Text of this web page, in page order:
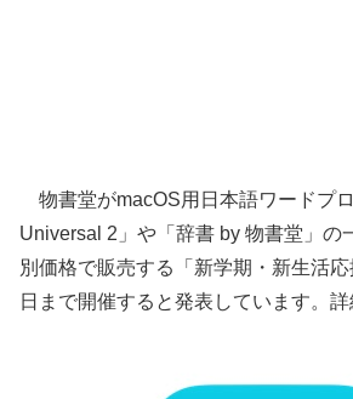
物書堂がmacOS用日本語ワードプ
Universal 2」や「辞書 by 物書堂」の
別価格で販売する「新学期・新生活
日まで開催すると発表しています。詳